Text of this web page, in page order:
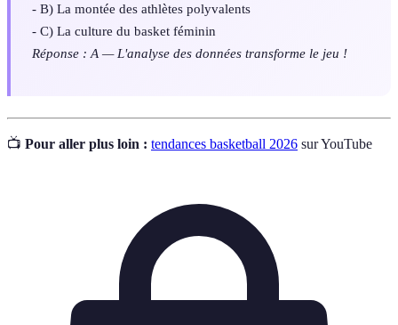
- B) La montée des athlètes polyvalents
- C) La culture du basket féminin
Réponse : A — L'analyse des données transforme le jeu !
📺 Pour aller plus loin : tendances basketball 2026 sur YouTube